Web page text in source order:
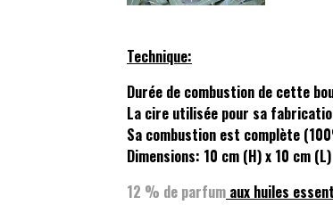
Technique:
Durée de combustion de cette
La cire utilisée pour sa
Sa combustion est complète
Dimensions: 10 cm (H) x 10 cm (L)
12 % de parfum aux huiles